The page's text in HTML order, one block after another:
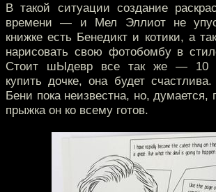
В такой ситуации создание
времени — и Мел Эллиот не
книжке есть Бенедикт и котики, а
нарисовать свою фотобомбу в
Стоит шЫдевр все так же — 10
купить дочке, она будет
Бени пока неизвестна, но, думается,
прыжка он ко всему готов.